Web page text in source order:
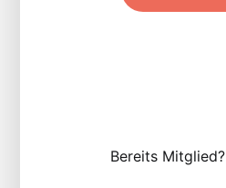
Bereits Mitglied?